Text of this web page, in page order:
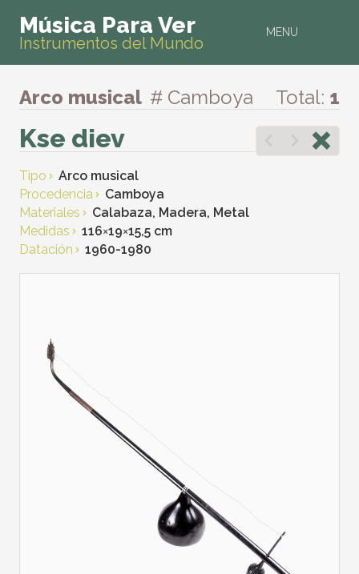
MENU
Música Para Ver
Instrumentos del Mundo
Arco musical # Camboya Total: 1
Kse diev
Tipo
Arco musical
Procedencia
Camboya
Materiales
Calabaza, Madera, Metal
Medidas
116×19×15,5 cm
Datación
1960-1980